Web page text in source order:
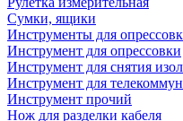
Сумки, ящики
Инструменты для
Инструмент для опрессовки
Инструмент для снятия
Инструмент для
Инструмент прочий
Нож для разделки кабеля